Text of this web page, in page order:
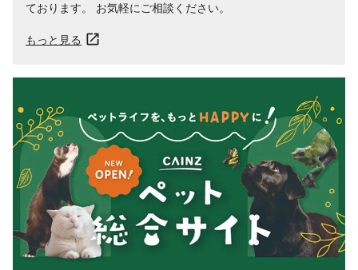
ております。 お気軽にご相談ください。
もっと見る